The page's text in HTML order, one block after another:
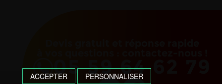
05 59 64 62 79
ACCEPTER PERSONNALISER